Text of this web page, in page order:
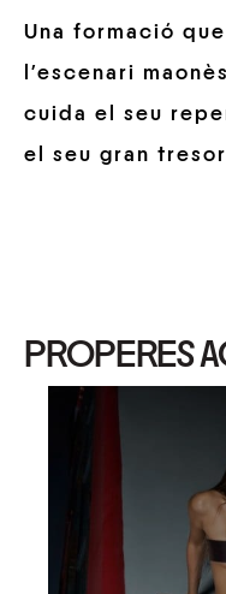
Una formació
l’escenari
cuida el seu
el seu gran
PROPERES